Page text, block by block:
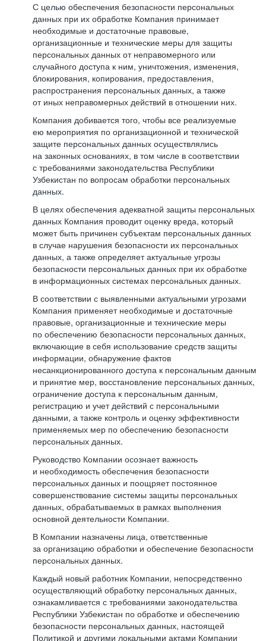
С целью обеспечения безопасности персональных
данных при их обработке Компания принимает
необходимые и достаточные правовые,
организационные и технические меры для защиты
персональных данных от неправомерного или
случайного доступа к ним, уничтожения, изменения,
блокирования, копирования, предоставления,
распространения персональных данных, а также
от иных неправомерных действий в отношении них.
Компания добивается того, чтобы все реализуемые
ею мероприятия по организационной и технической
защите персональных данных осуществлялись
на законных основаниях, в том числе в соответствии
с требованиями законодательства Республики
Узбекистан по вопросам обработки персональных
данных.
В целях обеспечения адекватной защиты персональных
данных Компания проводит оценку вреда, который
может быть причинен субъектам персональных данных
в случае нарушения безопасности их персональных
данных, а также определяет актуальные угрозы
безопасности персональных данных при их обработке
в информационных системах персональных данных.
В соответствии с выявленными актуальными угрозами
Компания применяет необходимые и достаточные
правовые, организационные и технические меры
по обеспечению безопасности персональных данных,
включающие в себя использование средств защиты
информации, обнаружение фактов
несанкционированного доступа к персональным данным
и принятие мер, восстановление персональных данных,
ограничение доступа к персональным данным,
регистрацию и учет действий с персональными
данными, а также контроль и оценку эффективности
применяемых мер по обеспечению безопасности
персональных данных.
Руководство Компании осознает важность
и необходимость обеспечения безопасности
персональных данных и поощряет постоянное
совершенствование системы защиты персональных
данных, обрабатываемых в рамках выполнения
основной деятельности Компании.
В Компании назначены лица, ответственные
за организацию обработки и обеспечение безопасности
персональных данных.
Каждый новый работник Компании, непосредственно
осуществляющий обработку персональных данных,
ознакамливается с требованиями законодательства
Республики Узбекистан по обработке и обеспечению
безопасности персональных данных, настоящей
Политикой и другими локальными актами Компании